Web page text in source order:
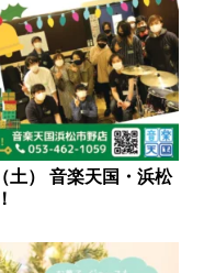
土） 音楽天国・浜松